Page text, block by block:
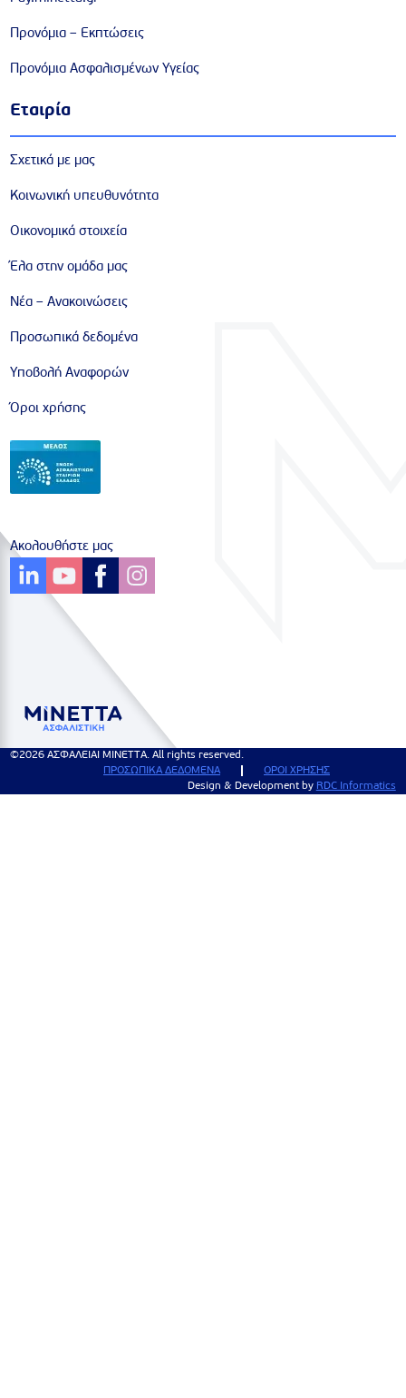
Ακολουθήστε μας
Προνόμια – Εκπτώσεις
Προνόμια Ασφαλισμένων Υγείας
Εταιρία
Σχετικά με μας
Κοινωνική υπευθυνότητα
Οικονομικά στοιχεία
Έλα στην ομάδα μας
Νέα – Ανακοινώσεις
Προσωπικά δεδομένα
Υποβολή Αναφορών
Όροι χρήσης
©2026 ΑΣΦΑΛΕΙΑΙ ΜΙΝΕΤΤΑ. All rights reserved.
ΠΡΟΣΩΠΙΚΑ ΔΕΔΟΜΕΝΑ
ΟΡΟΙ ΧΡΗΣΗΣ
Design & Development by RDC Informatics